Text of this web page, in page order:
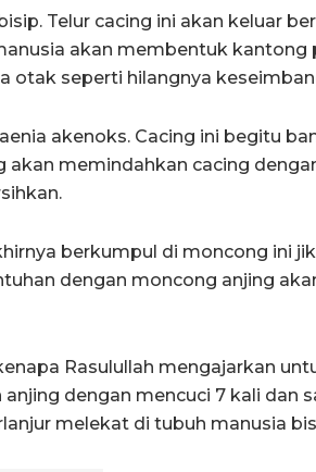
Telur cacing ini akan keluar
akan membentuk kantong
otak seperti hilangnya
akenoks. Cacing ini begitu
akan memindahkan cacing
berkumpul di moncong ini
dengan moncong anjing
Rasulullah mengajarkan
dengan mencuci 7 kali dan
melekat di tubuh manusia